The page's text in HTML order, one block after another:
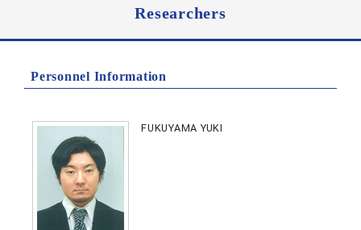
Researchers
Personnel Information
FUKUYAMA YUKI